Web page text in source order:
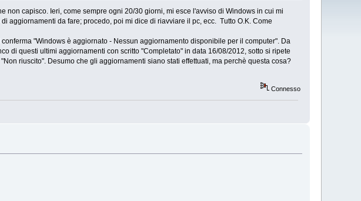
capisco. Ieri, come sempre ogni 20/30 giorni, mi esce l'avviso di Windows in cui mi
aggiornamenti da fare; procedo, poi mi dice di riavviare il pc, ecc. Tutto O.K. Come
"Windows è aggiornato - Nessun aggiornamento disponibile per il computer". Da
di questi ultimi aggiornamenti con scritto "Completato" in data 16/08/2012, sotto si ripete
riuscito". Desumo che gli aggiornamenti siano stati effettuati, ma perchè questa cosa?
Connesso